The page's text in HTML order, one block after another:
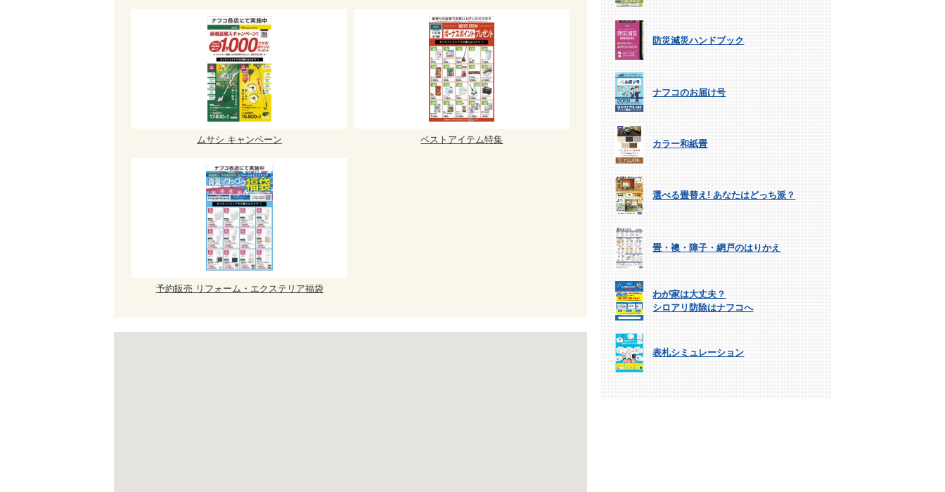
ムサシ キャンペーン ベストアイテム特集
予約販売 リフォーム・エクステリア福袋
防災減災ハンドブック
ナフコのお届け号
カラー和紙畳
選べる畳替え! あなたはどっち派？
畳・襖・障子・網戸のはりかえ
わが家は大丈夫？
シロアリ防除はナフコへ
表札シミュレーション